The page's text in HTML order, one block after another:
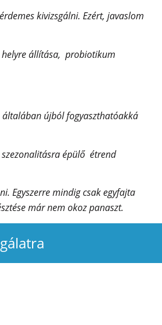
kivizsgálni. Ezért, javaslom
állítása, probiotikum
újból fogyaszthatóakká
épülő étrend
Egyszerre mindig csak egyfajta
már nem okoz panaszt.